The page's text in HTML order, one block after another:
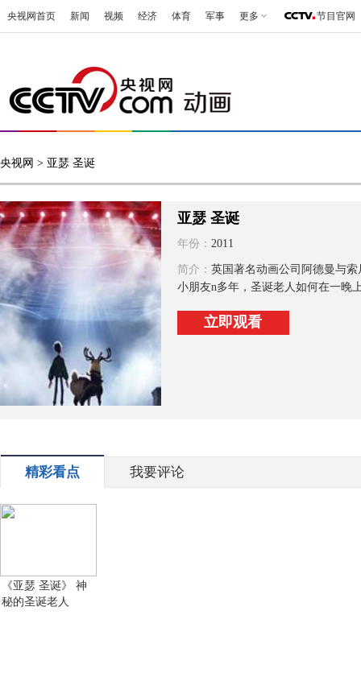
央视网首页 新闻 视频 经济 体育 军事 更多 节目官网
央视网 > 亚瑟 圣诞
亚瑟 圣诞
年份： 2011
简介： 英国著名动画公司阿德曼与
小朋友n多年，圣诞老人如何在一
立即观看
精彩看点 我要评论
《亚瑟 圣诞》 神
秘的圣诞老人